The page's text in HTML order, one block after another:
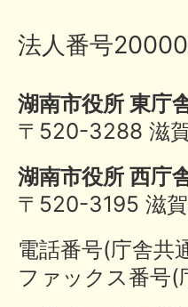
法人番号
湖南市役所 東庁
〒520-3288 滋
湖南市役所 西庁
〒520-3195 滋
電話番号(庁舎
ファックス番号